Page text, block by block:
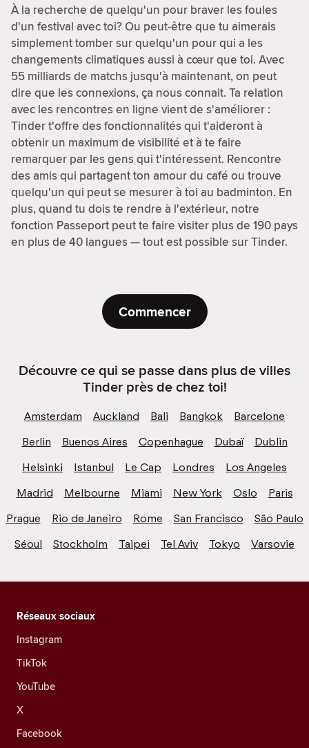
À la recherche de quelqu'un pour braver les foules
d'un festival avec toi? Ou peut-être que tu aimerais
simplement tomber sur quelqu'un pour qui a les
changements climatiques aussi à cœur que toi. Avec
55 milliards de matchs jusqu'à maintenant, on peut
dire que les connexions, ça nous connait. Ta relation
avec les rencontres en ligne vient de s'améliorer :
Tinder t'offre des fonctionnalités qui t'aideront à
obtenir un maximum de visibilité et à te faire
remarquer par les gens qui t'intéressent. Rencontre
des amis qui partagent ton amour du café ou trouve
quelqu'un qui peut se mesurer à toi au badminton. En
plus, quand tu dois te rendre à l'extérieur, notre
fonction Passeport peut te faire visiter plus de 190 pays
en plus de 40 langues — tout est possible sur Tinder.
Commencer
Découvre ce qui se passe dans plus de villes
Tinder près de chez toi!
Amsterdam Auckland Bali Bangkok
Barcelone
Berlin
Buenos Aires Copenhague Dubaï
Dublin
Helsinki
Istanbul Le Cap Londres
Los Angeles
Madrid
Melbourne Miami New York Oslo
Paris
Prague
Rio de Janeiro Rome San Francisco
São Paulo
Séoul
Stockholm Taipei Tel Aviv Tokyo Varsovie
Réseaux sociaux
Instagram
TikTok
YouTube
X
Facebook